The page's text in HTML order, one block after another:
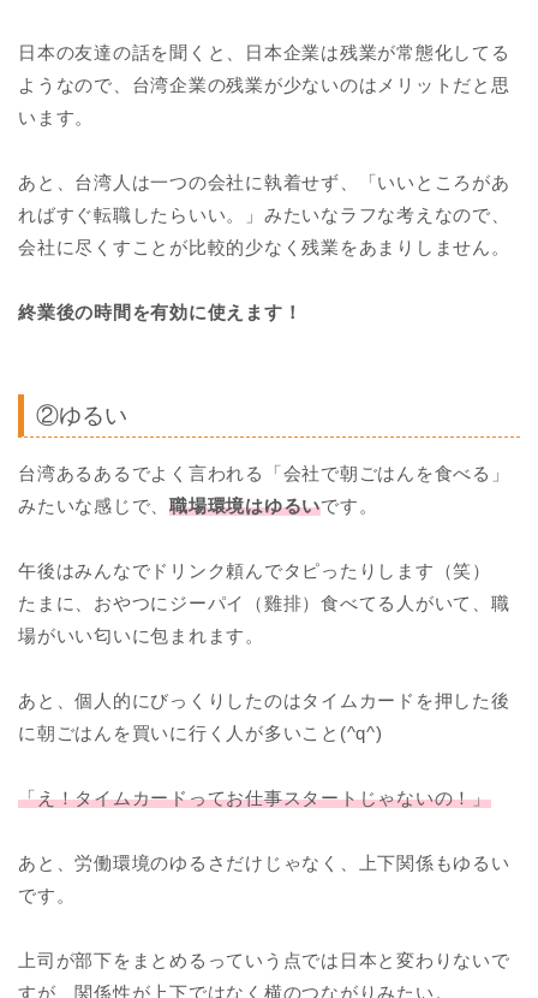
日本の友達の話を聞くと、日本企業は残業が常態化してる
ようなので、台湾企業の残業が少ないのはメリットだと思
います。
あと、台湾人は一つの会社に執着せず、「いいところがあ
ればすぐ転職したらいい。」みたいなラフな考えなので、
会社に尽くすことが比較的少なく残業をあまりしません。
終業後の時間を有効に使えます！
②ゆるい
台湾あるあるでよく言われる「会社で朝ごはんを食べる」
みたいな感じで、職場環境はゆるいです。
午後はみんなでドリンク頼んでタピったりします（笑）
たまに、おやつにジーパイ（雞排）食べてる人がいて、職
場がいい匂いに包まれます。
あと、個人的にびっくりしたのはタイムカードを押した後
に朝ごはんを買いに行く人が多いこと(^q^)
「え！タイムカードってお仕事スタートじゃないの！」
あと、労働環境のゆるさだけじゃなく、上下関係もゆるい
です。
上司が部下をまとめるっていう点では日本と変わりないで
すが、関係性が上下ではなく横のつながりみたい。